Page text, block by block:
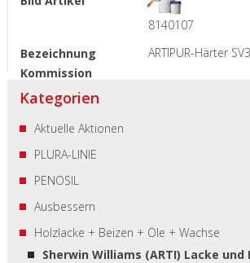
8140107
ARTIPUR-Härter
Kategorien
Aktuelle Aktionen
PLURA-LINIE
PENOSIL
Ausbessern
Holzlacke + Beizen + Öle + Wachse
Sherwin Williams (ARTI) Lacke und